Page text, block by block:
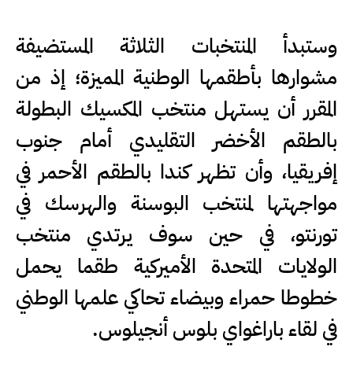
وستبدأ المنتخبات الثلاثة المستضيفة
مشوارها بأطقمها الوطنية المميزة؛ إذ من
المقرر أن يستهل منتخب المكسيك البطولة
بالطقم الأخضر التقليدي أمام جنوب
إفريقيا، وأن تظهر كندا بالطقم الأحمر في
مواجهتها لمنتخب البوسنة والهرسك في
تورنتو، في حين سوف يرتدي منتخب
الولايات المتحدة الأميركية طقما يحمل
خطوطا حمراء وبيضاء تحاكي علمها الوطني
في لقاء باراغواي بلوس أنجيلوس.